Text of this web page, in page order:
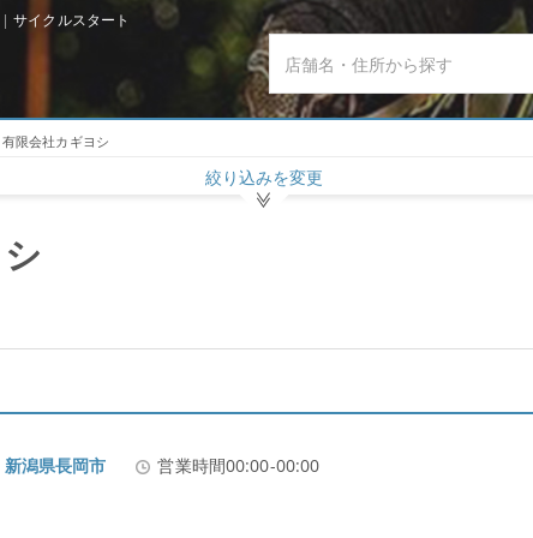
サイクルスタート
有限会社カギヨシ
絞り込みを変更
潟県長岡市 営業時間00:00-00:00